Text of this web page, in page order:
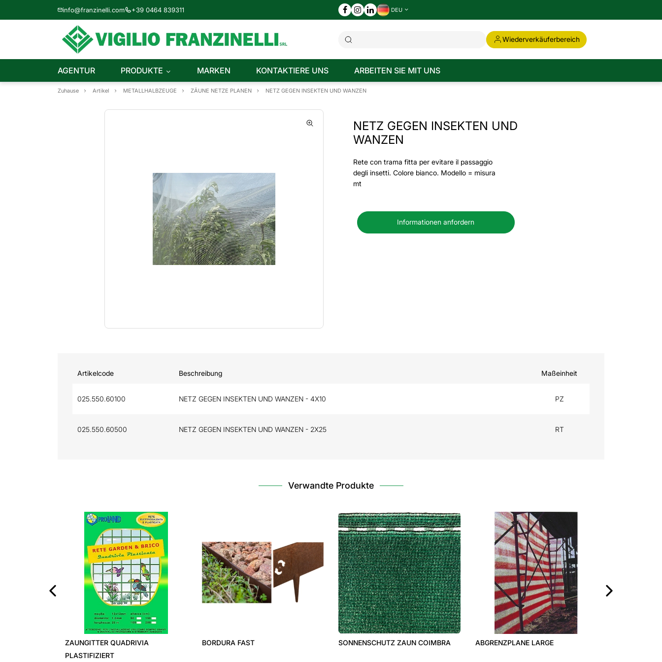
info@franzinelli.com +39 0464 839311 DEU
Wiederverkäuferbereich
AGENTUR PRODUKTE MARKEN KONTAKTIERE UNS ARBEITEN SIE MIT UNS
Zuhause Artikel METALLHALBZEUGE ZÄUNE NETZE PLANEN NETZ GEGEN INSEKTEN UND WANZEN
NETZ GEGEN INSEKTEN UND
WANZEN
Rete con trama fitta per evitare il passaggio
degli insetti. Colore bianco. Modello = misura
mt
Informationen anfordern
Artikelcode Beschreibung Maßeinheit
025.550.60100 NETZ GEGEN INSEKTEN UND WANZEN - 4X10 PZ
025.550.60500 NETZ GEGEN INSEKTEN UND WANZEN - 2X25 RT
Verwandte Produkte
ZAUNGITTER QUADRIVIA
PLASTIFIZIERT
BORDURA FAST SONNENSCHUTZ ZAUN COIMBRA ABGRENZPLANE LARGE